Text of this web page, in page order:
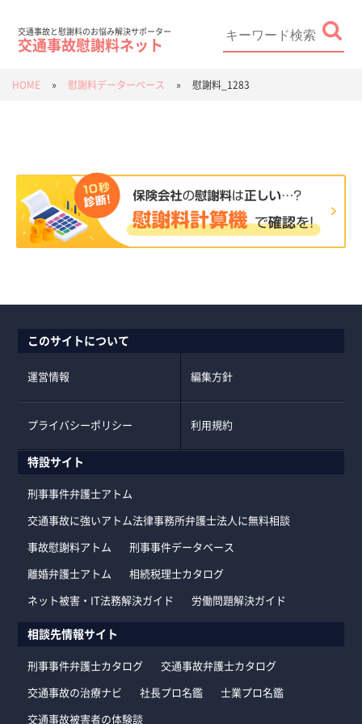
交通事故と慰謝料のお悩み解決サポーター
交通事故慰謝料ネット
HOME » 慰謝料データーベース » 慰謝料_1283
このサイトについて
運営情報 編集方針
プライバシーポリシー 利用規約
特設サイト
刑事事件弁護士アトム
交通事故に強いアトム法律事務所弁護士法人に無料相談
事故慰謝料アトム 刑事事件データベース
離婚弁護士アトム 相続税理士カタログ
ネット被害・IT法務解決ガイド 労働問題解決ガイド
相談先情報サイト
刑事事件弁護士カタログ 交通事故弁護士カタログ
交通事故の治療ナビ 社長プロ名鑑 士業プロ名鑑
交通事故被害者の体験談